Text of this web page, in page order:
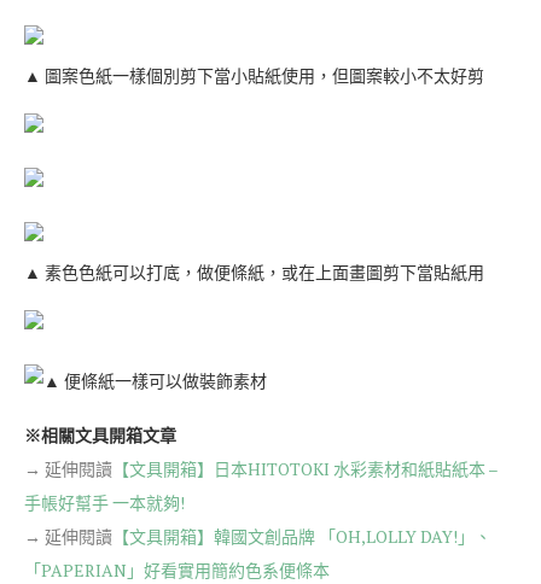
▲ 圖案色紙一樣個別剪下當小貼紙使用，但圖案較小不太好剪
▲ 素色色紙可以打底，做便條紙，或在上面畫圖剪下當貼紙用
▲ 便條紙一樣可以做裝飾素材
※相關文具開箱文章
→ 延伸閱讀 【文具開箱】日本HITOTOKI 水彩素材和紙貼紙本 –
手帳好幫手 一本就夠!
→ 延伸閱讀 【文具開箱】韓國文創品牌 「OH,LOLLY DAY!」、
「PAPERIAN」好看實用簡約色系便條本